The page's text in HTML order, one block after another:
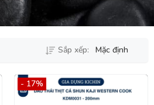
Sắp xếp: Mặc định
- 17%